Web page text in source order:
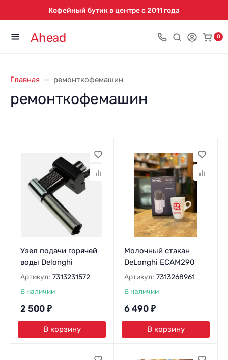
Кофейный бутик в центре с 2011 года
Ahead 0
Главная ремонткофемашин
ремонткофемашин
Узел подачи горячей
воды Delonghi
Артикул: 7313231572
В наличии
2 500 ₽
В корзину
Молочный стакан
DeLonghi ECAM290
Артикул: 7313268961
В наличии
6 490 ₽
В корзину